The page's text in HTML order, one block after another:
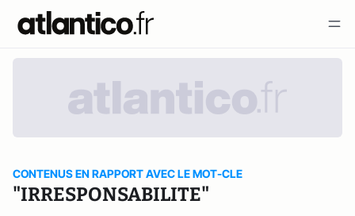
CONTENUS EN RAPPORT AVEC LE MOT-CLE
"IRRESPONSABILITE"